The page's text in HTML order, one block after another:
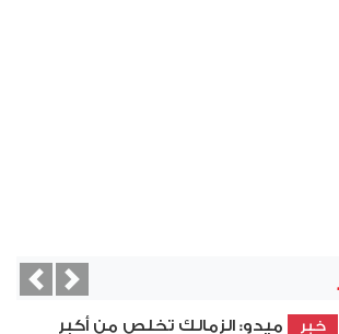
خبر
ميدو: الزمالك تخلص من أكبر
Next